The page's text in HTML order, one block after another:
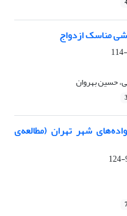
مناسک ازدواج
حسین بهروان
شهر تهران (مطالعه‌ی